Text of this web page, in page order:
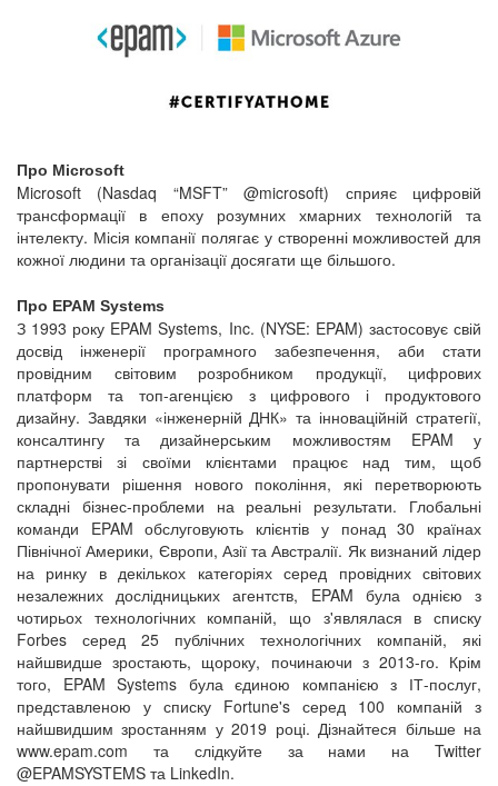
Про Microsoft
Microsoft (Nasdaq “MSFT” @microsoft) сприяє цифровій
трансформації в епоху розумних хмарних технологій та
інтелекту. Місія компанії полягає у створенні можливостей для
кожної людини та організації досягати ще більшого.
Про EPAM Systems
З 1993 року EPAM Systems, Inc. (NYSE: EPAM) застосовує свій
досвід інженерії програмного забезпечення, аби стати
провідним світовим розробником продукції, цифрових
платформ та топ-агенцією з цифрового і продуктового
дизайну. Завдяки «інженерній ДНК» та інноваційній стратегії,
консалтингу та дизайнерським можливостям EPAM у
партнерстві зі своїми клієнтами працює над тим, щоб
пропонувати рішення нового покоління, які перетворюють
складні бізнес-проблеми на реальні результати. Глобальні
команди EPAM обслуговують клієнтів у понад 30 країнах
Північної Америки, Європи, Азії та Австралії. Як визнаний лідер
на ринку в декількох категоріях серед провідних світових
незалежних дослідницьких агентств, EPAM була однією з
чотирьох технологічних компаній, що з'являлася в списку
Forbes серед 25 публічних технологічних компаній, які
найшвидше зростають, щороку, починаючи з 2013-го. Крім
того, EPAM Systems була єдиною компанією з ІТ-послуг,
представленою у списку Fortune's серед 100 компаній з
найшвидшим зростанням у 2019 році. Дізнайтеся більше на
www.epam.com та слідкуйте за нами на Twitter
@EPAMSYSTEMS та LinkedIn.